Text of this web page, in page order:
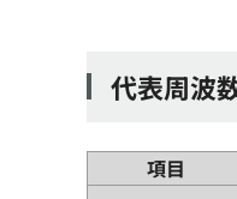
代表周波
項目